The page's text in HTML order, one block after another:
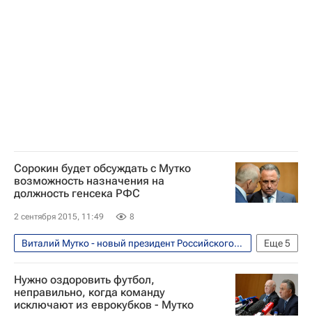
Сорокин будет обсуждать с Мутко
возможность назначения на
должность генсека РФС
2 сентября 2015, 11:49 8
Еще5
Виталий Мутко - новый президент Российского футбольного союза (РФС). Мнения, комментарии
Футбол
Спорт
Виталий Мутко
Российский футбольный союз (РФС)
Алексей Сорокин
Нужно оздоровить футбол,
неправильно, когда команду
исключают из еврокубков - Мутко